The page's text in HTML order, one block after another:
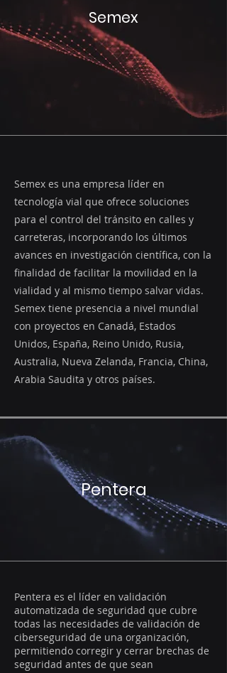
Semex
Semex es una empresa líder en
tecnología vial que ofrece soluciones
para el control del tránsito en calles y
carreteras, incorporando los últimos
avances en investigación científica, con la
finalidad de facilitar la movilidad en la
vialidad y al mismo tiempo salvar vidas.
Semex tiene presencia a nivel mundial
con proyectos en Canadá, Estados
Unidos, España, Reino Unido, Rusia,
Australia, Nueva Zelanda, Francia, China,
Arabia Saudita y otros países.
Pentera
Pentera es el líder en validación
automatizada de seguridad que cubre
todas las necesidades de validación de
ciberseguridad de una organización,
permitiendo corregir y cerrar brechas de
seguridad antes de que sean